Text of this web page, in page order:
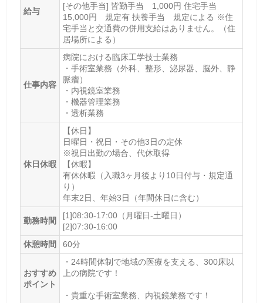
給与
[その他手当] 皆勤手当 1,000円 住宅手当
15,000円 規定有 扶養手当 規定による ※住
宅手当と交通費の併用支給はありません。（住
居場所による）
仕事内容
病院における臨床工学技士業務
・手術室業務（外科、整形、泌尿器、脳外、静
脈瘤）
・内視鏡室業務
・機器管理業務
・透析業務
休日休暇
【休日】
日曜日・祝日・その他3日の定休
※祝日出勤の場合、代休取得
【休暇】
有休休暇（入職3ヶ月後より10日付与・規定通
り）
年末2日、年始3日（年間休日に含む）
勤務時間
[1]08:30-17:00（月曜日-土曜日）
[2]07:30-16:00
休憩時間
60分
おすすめ
ポイント
・24時間体制で地域の医療を支える、300床以
上の病院です！
・貴重な手術室業務、内視鏡業務です！